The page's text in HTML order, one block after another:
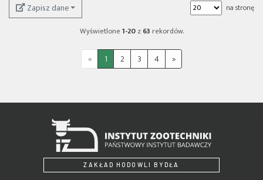
Zapisz dane
na stronę
Wyświetlone1-20z63rekordów.
« 1 2 3 4 »
ZAKŁAD HODOWLI BYDŁA